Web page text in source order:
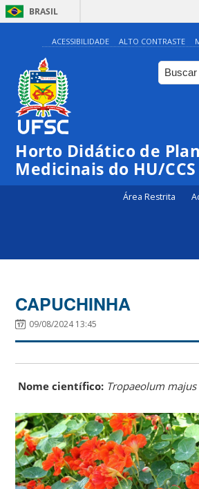
BRASIL
ACESSIBILIDADE ALTO CONTRASTE
Horto Didático de
Medicinais do HU/CCS
Área Restrita
CAPUCHINHA
09/08/2024 13:45
Nome científico: Tropaeolum majus